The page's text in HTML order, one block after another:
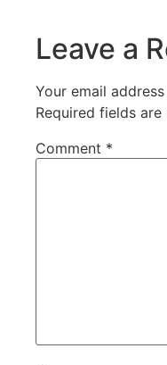
Leave a
Your email
Required fields are
Comment *